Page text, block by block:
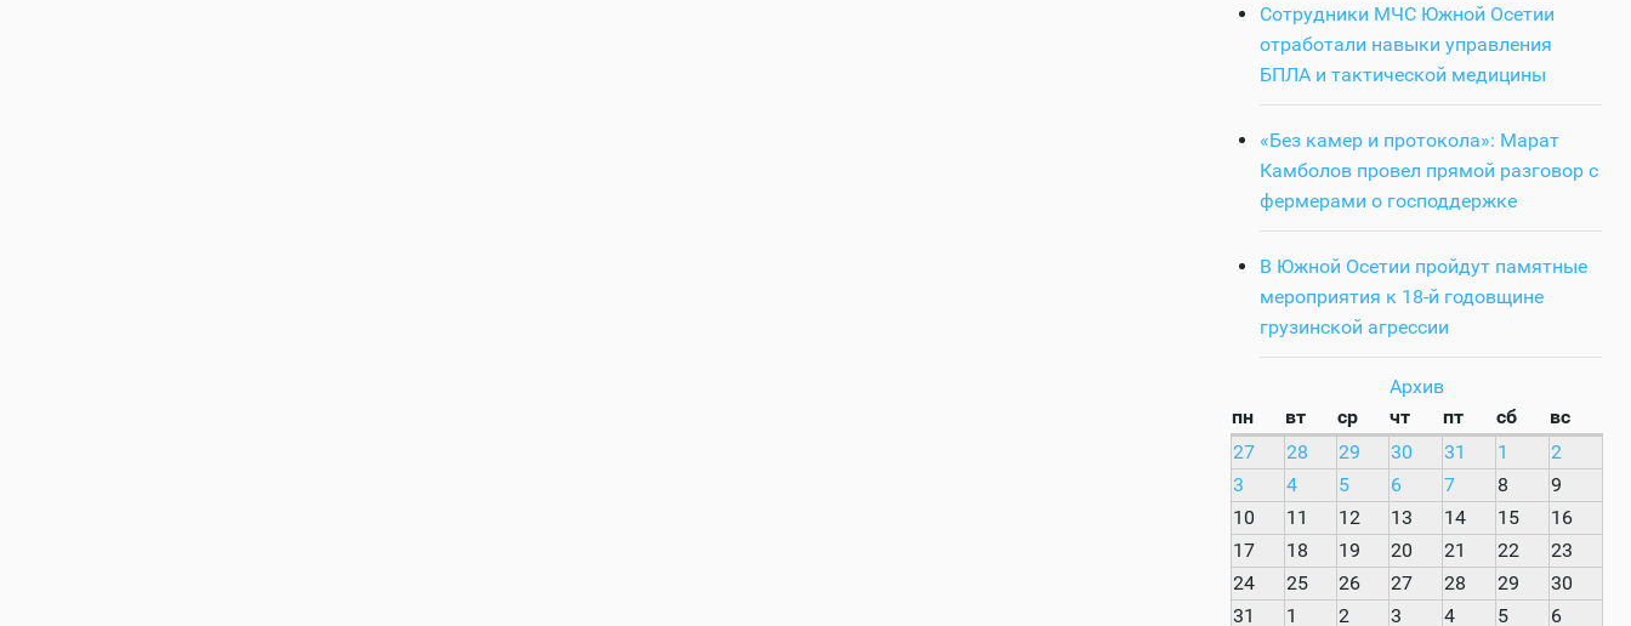
Сотрудники МЧС Южной Осетии
отработали навыки управления
БПЛА и тактической медицины
«Без камер и протокола»: Марат
Камболов провел прямой разговор с
фермерами о господдержке
В Южной Осетии пройдут памятные
мероприятия к 18-й годовщине
грузинской агрессии
Архив
пн
вт ср чт пт сб
вс
27
28 29 30 31 1
2
3
4 5 6 7 8
9
10
11 12 13 14 15
16
17
18 19 20 21 22
23
24
25 26 27 28 29
30
31
1 2 3 4 5 6